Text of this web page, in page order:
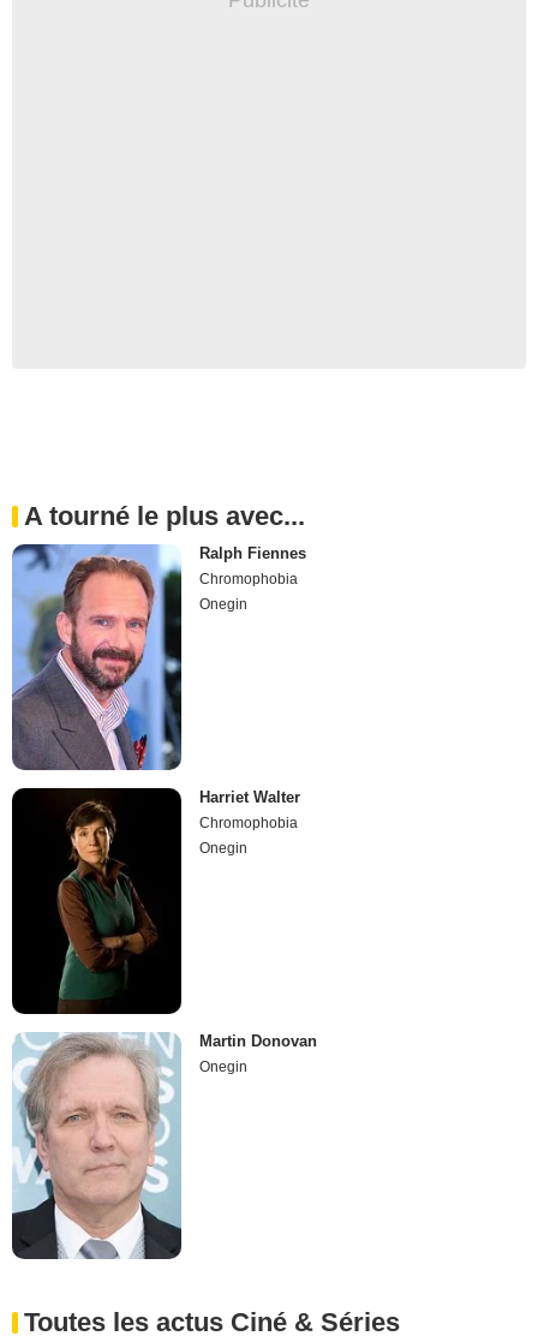
A tourné le plus avec...
Ralph Fiennes
Chromophobia
Onegin
Harriet Walter
Chromophobia
Onegin
Martin Donovan
Onegin
Toutes les actus Ciné & Séries